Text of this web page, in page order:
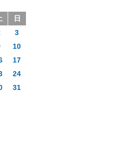
日
3
10
17
24
31